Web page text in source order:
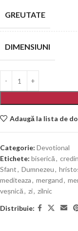
GREUTATE
DIMENSIUNI
Adaugă la lista de
Categorie: Devotional
Etichete: biserică,
Sfant, Dumnezeu,
mediteaza, mergand,
veșnică, zi, zilnic
Distribuie: